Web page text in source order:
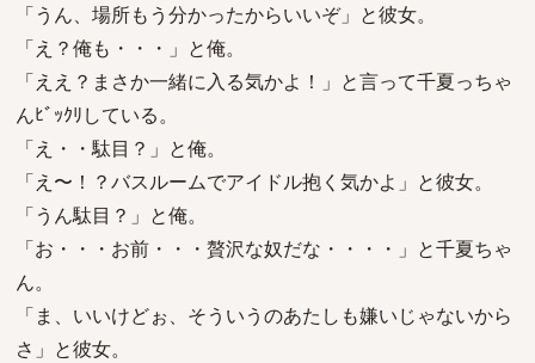
「うん、場所もう分かったからいいぞ」と彼女。
「え？俺も・・・」と俺。
「ええ？まさか一緒に入る気かよ！」と言って千夏っちゃ
んﾋﾞｯｸﾘしている。
「え・・駄目？」と俺。
「え〜！？バスルームでアイドル抱く気かよ」と彼女。
「うん駄目？」と俺。
「お・・・お前・・・贅沢な奴だな・・・・」と千夏ちゃ
ん。
「ま、いいけどぉ、そういうのあたしも嫌いじゃないから
さ」と彼女。